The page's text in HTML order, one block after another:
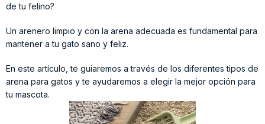
de tu felino?
Un arenero limpio y con la arena adecuada es fundamental para
mantener a tu gato sano y feliz.
En este artículo, te guiaremos a través de los diferentes tipos de
arena para gatos y te ayudaremos a elegir la mejor opción para
tu mascota.